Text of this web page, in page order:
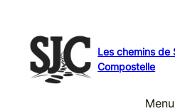
contenu
Les chemins
Compostelle
Menu